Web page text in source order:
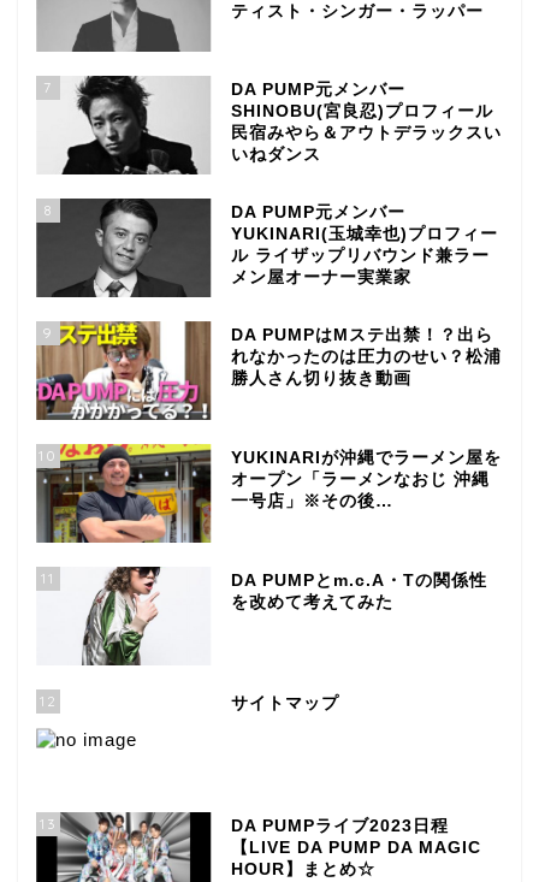
ティスト・シンガー・ラッパー
7
DA PUMP元メンバー
SHINOBU(宮良忍)プロフィール
民宿みやら＆アウトデラックスい
いねダンス
8
DA PUMP元メンバー
YUKINARI(玉城幸也)プロフィー
ル ライザップリバウンド兼ラー
メン屋オーナー実業家
9
DA PUMPはMステ出禁！？出ら
れなかったのは圧力のせい？松浦
勝人さん切り抜き動画
10
YUKINARIが沖縄でラーメン屋を
オープン「ラーメンなおじ 沖縄
一号店」※その後…
11
DA PUMPとm.c.A・Tの関係性
を改めて考えてみた
12 サイトマップ
13
DA PUMPライブ2023日程
【LIVE DA PUMP DA MAGIC
HOUR】まとめ☆